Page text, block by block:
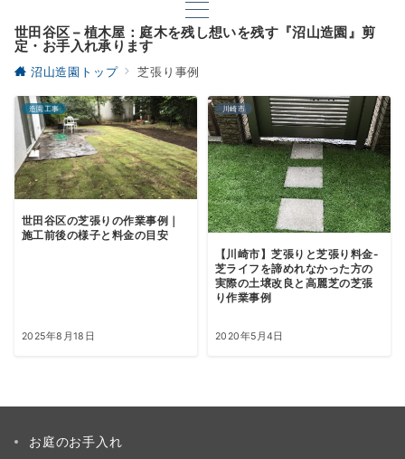
世田谷区 – 植木屋：庭木を残し想いを残す『沼山造園』剪
定・お手入れ承ります
沼山造園トップ 芝張り事例
造園工事
世田谷区の芝張りの作業事例｜
施工前後の様子と料金の目安
2025年8月18日
川崎市
【川崎市】芝張りと芝張り料金-
芝ライフを諦めれなかった方の
実際の土壌改良と高麗芝の芝張
り作業事例
2020年5月4日
お庭のお手入れ